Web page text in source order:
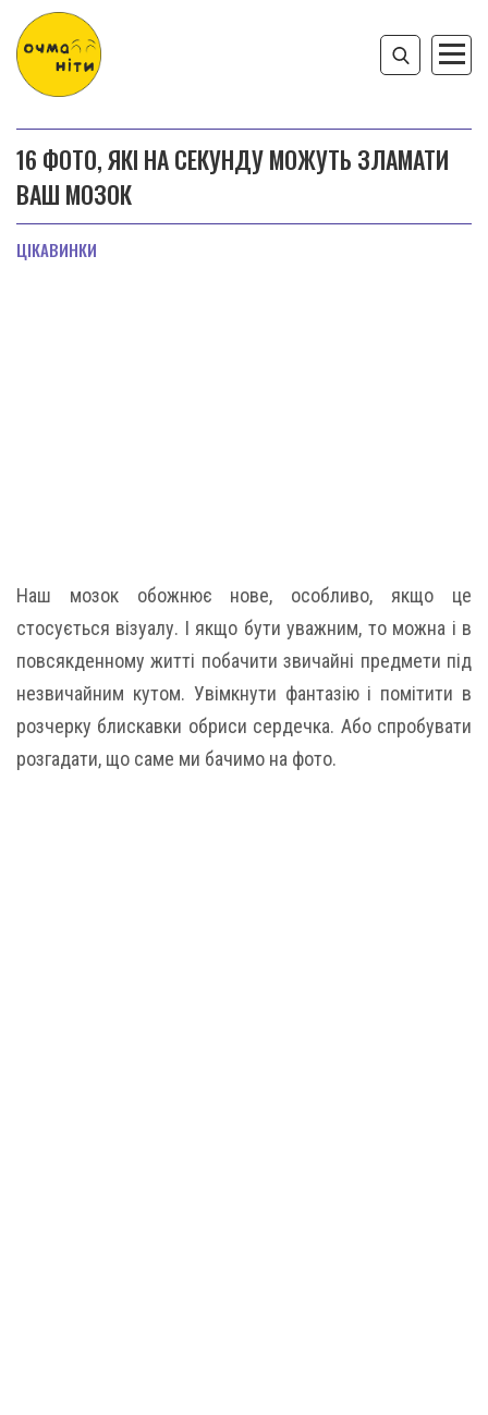
16 ФОТО, ЯКІ НА СЕКУНДУ МОЖУТЬ ЗЛАМАТИ
ВАШ МОЗОК
ЦІКАВИНКИ
Наш мозок обожнює нове, особливо, якщо це
стосується візуалу. І якщо бути уважним, то можна і в
повсякденному житті побачити звичайні предмети під
незвичайним кутом. Увімкнути фантазію і помітити в
розчерку блискавки обриси сердечка. Або спробувати
розгадати, що саме ми бачимо на фото.